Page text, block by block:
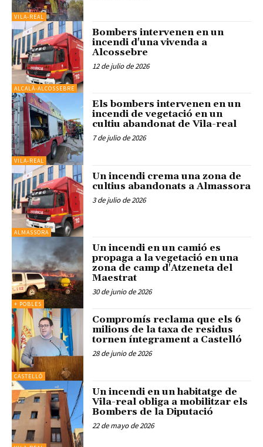
VILA-REAL
ALCALÀ-ALCOSSEBRE
Bombers intervenen en un
incendi d'una vivenda a
Alcossebre
12 de julio de 2026
VILA-REAL
Els bombers intervenen en un
incendi de vegetació en un
cultiu abandonat de Vila-real
7 de julio de 2026
ALMASSORA
Un incendi crema una zona de
cultius abandonats a Almassora
3 de julio de 2026
+ POBLES
Un incendi en un camió es
propaga a la vegetació en una
zona de camp d'Atzeneta del
Maestrat
30 de junio de 2026
CASTELLÓ
Compromís reclama que els 6
milions de la taxa de residus
tornen íntegrament a Castelló
28 de junio de 2026
Un incendi en un habitatge de
Vila-real obliga a mobilitzar els
Bombers de la Diputació
22 de mayo de 2026